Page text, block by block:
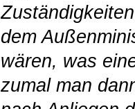
dem
wären, was
zumal man